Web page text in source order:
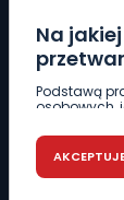
Na
Podstawą
osobowych,
r. w sprawie
dyrektywy
DZIAŁ REKLAMY
62 735 01 85
CIEKAWOSTKI